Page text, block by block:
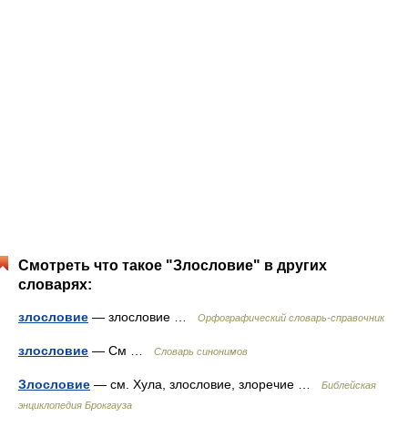
Смотреть что такое "Злословие" в других
словарях:
злословие — злословие … Орфографический словарь-справочник
злословие — См … Словарь синонимов
Злословие — см. Хула, злословие, злоречие …
Библейская
энциклопедия Брокгауза